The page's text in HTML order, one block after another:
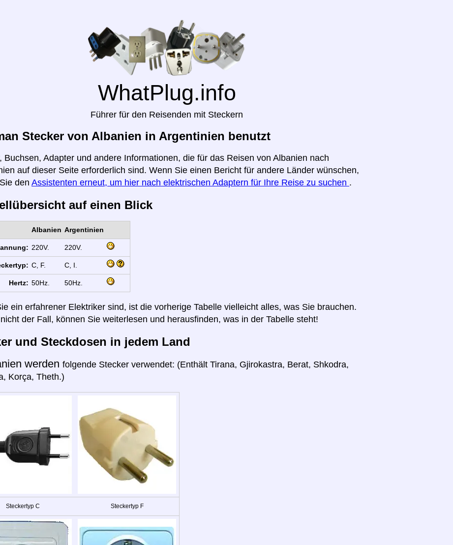
WhatPlug.info
Führer für den Reisenden mit Steckern
Stecker von Albanien in Argentinien benutzt
Buchsen, Adapter und andere Informationen, die für das Reisen von Albanien nach
auf dieser Seite erforderlich sind. Wenn Sie einen Bericht für andere Länder wünschen,
den Assistenten erneut, um hier nach elektrischen Adaptern für Ihre Reise zu suchen .
auf einen Blick
Albanien Argentinien
220V. 220V.
C, F. C, I.
Hertz: 50Hz. 50Hz.
ein erfahrener Elektriker sind, ist die vorherige Tabelle vielleicht alles, was Sie brauchen.
der Fall, können Sie weiterlesen und herausfinden, was in der Tabelle steht!
und Steckdosen in jedem Land
werden folgende Stecker verwendet: (Enthält Tirana, Gjirokastra, Berat, Shkodra,
Korça, Theth.)
Steckertyp C Steckertyp F